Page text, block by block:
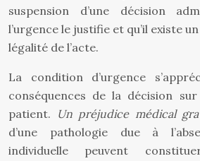
suspension d’une décision
l’urgence le justifie et qu’il existe
légalité de l’acte.
La condition d’urgence
conséquences de la décision
patient. Un préjudice médical
d’une pathologie due à
individuelle peuvent